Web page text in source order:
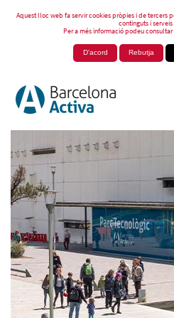
Aquest lloc web fa servir cookies pròpies i de tercers
continguts i serveis
Per a més informació podeu
D'acord Rebutja